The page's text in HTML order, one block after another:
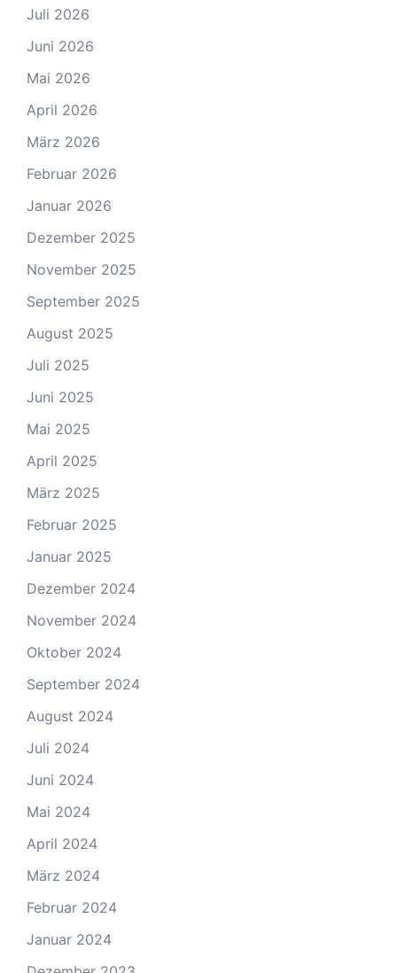
Juli 2026
Juni 2026
Mai 2026
April 2026
März 2026
Februar 2026
Januar 2026
Dezember 2025
November 2025
September 2025
August 2025
Juli 2025
Juni 2025
Mai 2025
April 2025
März 2025
Februar 2025
Januar 2025
Dezember 2024
November 2024
Oktober 2024
September 2024
August 2024
Juli 2024
Juni 2024
Mai 2024
April 2024
März 2024
Februar 2024
Januar 2024